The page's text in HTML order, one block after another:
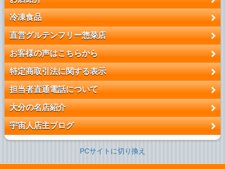
冷凍食品
直営グルテンフリー惣菜店
お客様の声はこちらから
特定商取引法に関する表示
担当者直通電話について
大分の名店紹介
宇宙人店主ブログ
PCサイトに切り換え